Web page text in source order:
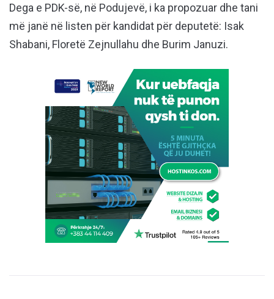
Dega e PDK-së, në Podujevë, i ka propozuar dhe tani
më janë në listen për kandidat për deputetë: Isak
Shabani, Floretë Zejnullahu dhe Burim Januzi.